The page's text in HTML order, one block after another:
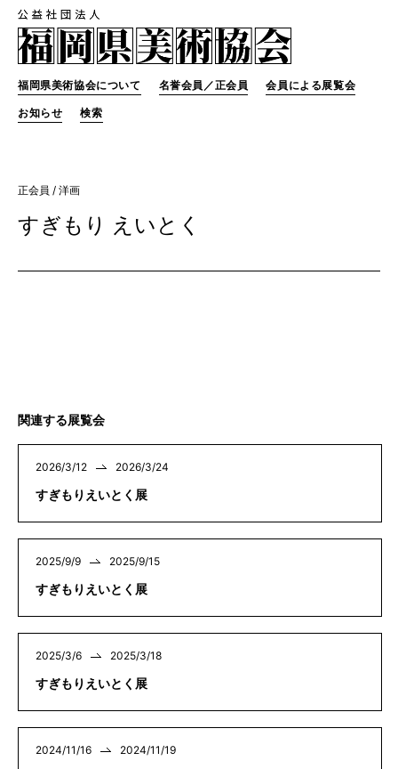
福岡県美術協会について 名誉会員／正会員 会員による展覧会
お知らせ 検索
正会員 / 洋画
すぎもり えいとく
関連する展覧会
2026/3/12 2026/3/24
すぎもりえいとく展
2025/9/9 2025/9/15
すぎもりえいとく展
2025/3/6 2025/3/18
すぎもりえいとく展
2024/11/16 2024/11/19